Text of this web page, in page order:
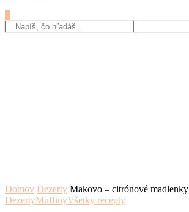
Domov Dezerty Makovo – citrónové madlenky
DezertyMuffinyVšetky recepty